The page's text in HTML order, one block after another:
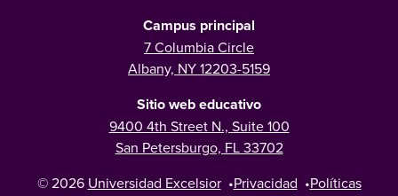
Campus principal
7 Columbia Circle
Albany, NY 12203-5159
Sitio web educativo
9400 4th Street N., Suite 100
San Petersburgo, FL 33702
© 2026 Universidad Excelsior •Privacidad •Políticas